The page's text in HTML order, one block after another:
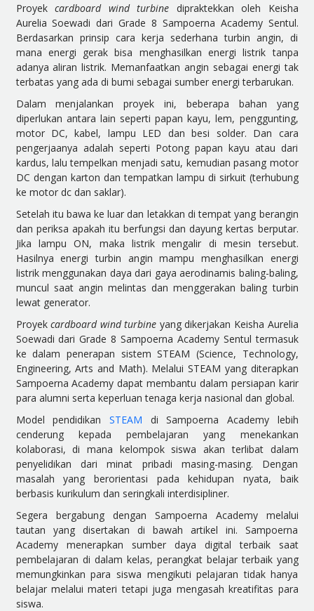
Proyek cardboard wind turbine dipraktekkan oleh Keisha
Aurelia Soewadi dari Grade 8 Sampoerna Academy Sentul.
Berdasarkan prinsip cara kerja sederhana turbin angin, di
mana energi gerak bisa menghasilkan energi listrik tanpa
adanya aliran listrik. Memanfaatkan angin sebagai energi tak
terbatas yang ada di bumi sebagai sumber energi terbarukan.
Dalam menjalankan proyek ini, beberapa bahan yang
diperlukan antara lain seperti papan kayu, lem, penggunting,
motor DC, kabel, lampu LED dan besi solder. Dan cara
pengerjaanya adalah seperti Potong papan kayu atau dari
kardus, lalu tempelkan menjadi satu, kemudian pasang motor
DC dengan karton dan tempatkan lampu di sirkuit (terhubung
ke motor dc dan saklar).
Setelah itu bawa ke luar dan letakkan di tempat yang berangin
dan periksa apakah itu berfungsi dan dayung kertas berputar.
Jika lampu ON, maka listrik mengalir di mesin tersebut.
Hasilnya energi turbin angin mampu menghasilkan energi
listrik menggunakan daya dari gaya aerodinamis baling-baling,
muncul saat angin melintas dan menggerakan baling turbin
lewat generator.
Proyekcardboard wind turbine yang dikerjakan Keisha Aurelia
Soewadi dari Grade 8 Sampoerna Academy Sentul termasuk
ke dalam penerapan sistem STEAM (Science, Technology,
Engineering, Arts and Math). Melalui STEAM yang diterapkan
Sampoerna Academy dapat membantu dalam persiapan karir
para alumni serta keperluan tenaga kerja nasional dan global.
Model pendidikan STEAM di Sampoerna Academy lebih
cenderung kepada pembelajaran yang menekankan
kolaborasi, di mana kelompok siswa akan terlibat dalam
penyelidikan dari minat pribadi masing-masing. Dengan
masalah yang berorientasi pada kehidupan nyata, baik
berbasis kurikulum dan seringkali interdisipliner.
Segera bergabung dengan Sampoerna Academy melalui
tautan yang disertakan di bawah artikel ini. Sampoerna
Academy menerapkan sumber daya digital terbaik saat
pembelajaran di dalam kelas, perangkat belajar terbaik yang
memungkinkan para siswa mengikuti pelajaran tidak hanya
belajar melalui materi tetapi juga mengasah kreatifitas para
siswa.